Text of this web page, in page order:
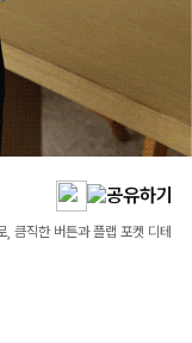
큼직한 버튼과 플랩 포켓 디테